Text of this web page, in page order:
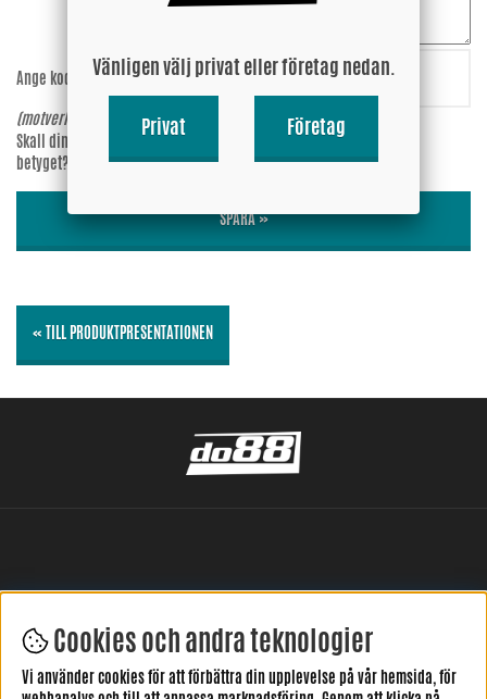
Ange koden: EdcAC2
(motverkar spam)
Skall din epost-adress synas vid
betyget?
Nej
SPARA »
« TILL PRODUKTPRESENTATIONEN
LÄMNA DIN RECENSION HÄR
Cookies och andra teknologier
Vi använder cookies för att förbättra din upplevelse på vår hemsida, för
Vänligen välj privat eller företag nedan.
Privat Företag